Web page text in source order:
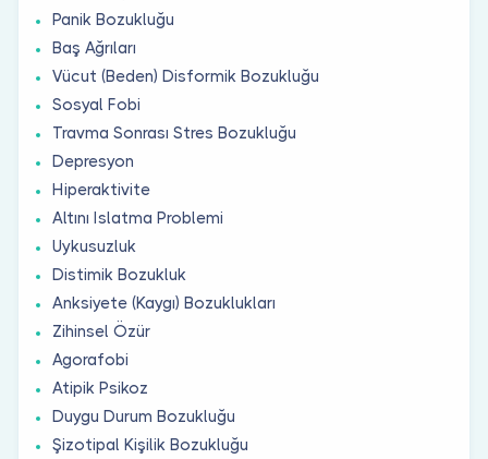
Panik Bozukluğu
Baş Ağrıları
Vücut (Beden) Disformik Bozukluğu
Sosyal Fobi
Travma Sonrası Stres Bozukluğu
Depresyon
Hiperaktivite
Altını Islatma Problemi
Uykusuzluk
Distimik Bozukluk
Anksiyete (Kaygı) Bozuklukları
Zihinsel Özür
Agorafobi
Atipik Psikoz
Duygu Durum Bozukluğu
Şizotipal Kişilik Bozukluğu